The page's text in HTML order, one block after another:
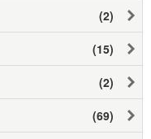
(2)
(15)
(2)
(69)